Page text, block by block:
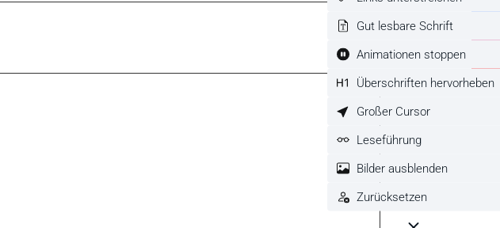
Gut lesbare Schrift
Animationen stoppen
Überschriften hervorheben
Großer Cursor
Leseführung
Bilder ausblenden
Zurücksetzen